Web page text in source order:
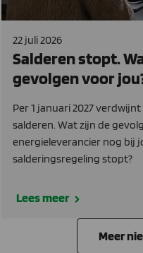
22 juli 2026
Salderen stopt.
gevolgen voor
Per 1 januari 2027
salderen. Wat zijn de
energieleverancier nog bij
salderingsregeling stopt?
Lees meer
Meer